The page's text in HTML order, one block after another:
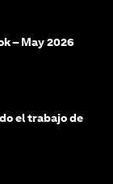
– May 2026
el trabajo de